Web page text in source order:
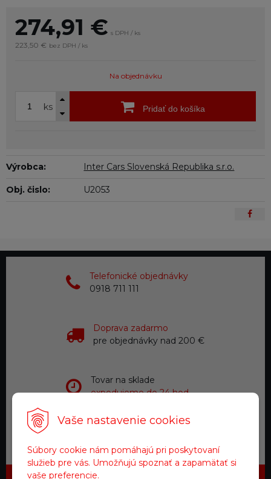
Vaše nastavenie cookies
Súbory cookie nám pomáhajú pri poskytovaní
služieb pre vás. Umožňujú spoznať a zapamätať si
vaše preferencie.
274,91 € s DPH / ks
223,50 € bez DPH / ks
Na objednávku
ks Pridať do košíka
Výrobca: Inter Cars Slovenská Republika s.r.o.
Obj. čislo: U2053
Telefonické objednávky
0918 711 111
Doprava zadarmo
pre objednávky nad 200 €
Tovar na sklade
expedujeme do 24 hod.
a starostlivosť